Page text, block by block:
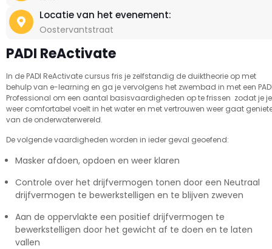
Locatie van het evenement:
Oostervantstraat
PADI ReActivate
In de PADI ReActivate cursus fris je zelfstandig de duiktheorie op met
behulp van e-learning en ga je vervolgens het zwembad in met een
Professional om een aantal basisvaardigheden op te frissen zodat je je
weer comfortabel voelt in het water en met vertrouwen weer gaat
van de onderwaterwereld.
De volgende vaardigheden worden in ieder geval geoefend:
Masker afdoen, opdoen en weer klaren
Controle over het drijfvermogen tonen door een Neutraal
drijfvermogen te bewerkstelligen en te blijven zweven
Aan de oppervlakte een positief drijfvermogen te
bewerkstelligen door het gewicht af te doen en te laten
vallen